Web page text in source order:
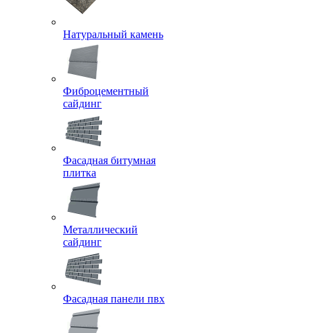
Натуральный камень
Фиброцементный
сайдинг
Фасадная битумная
плитка
Металлический
сайдинг
Фасадная панели пвх